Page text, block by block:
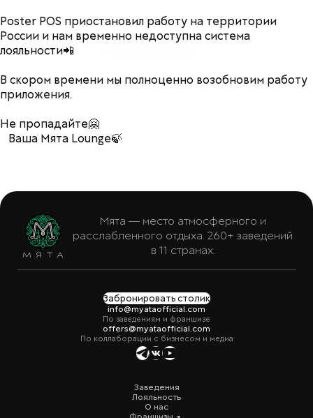
Poster POS приостановил работу на территории
России и нам временно недоступна система
лояльности📲
В скором времени мы полноценно возобновим работу
приложения.
Не пропадайте🤗
Ваша Мята Lounge🍃
Мята — место атмосферного и
расслабленного отдыха. 260+ заведений
в 11 странах.
Забронировать столик
info@myataofficial.com
По заведениям и франшизе
offers@myataofficial.com
По коллаборации с бизнесом и медиа
Заведения
Лояльность
О нас